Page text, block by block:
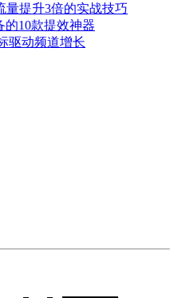
量提升3倍的实战技巧
的10款提效神器
驱动频道增长